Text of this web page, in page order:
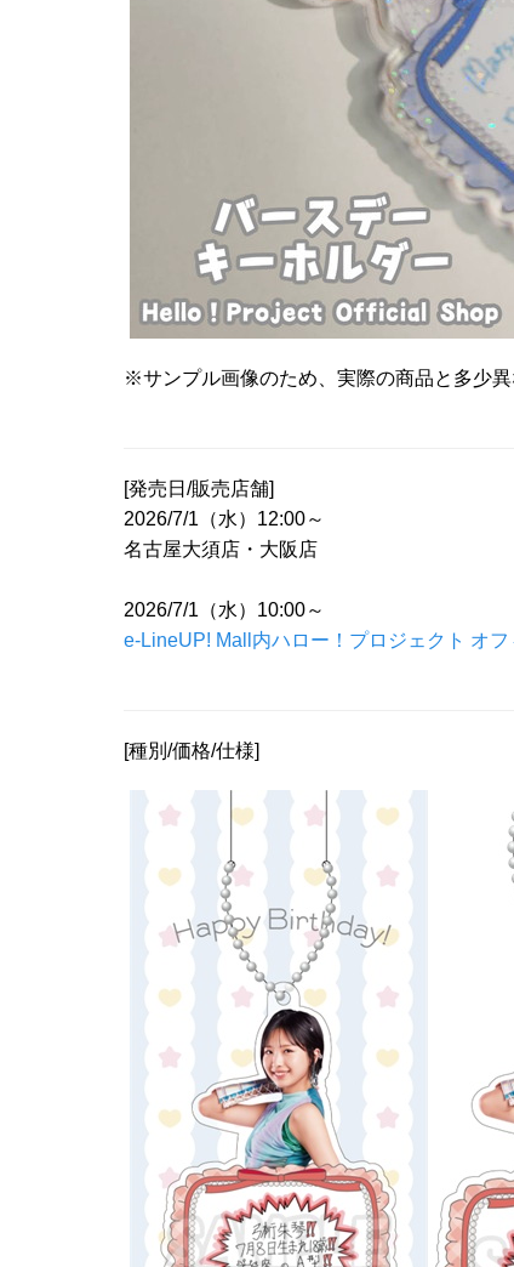
※サンプル画像のため、実際の商品と多少異
[発売日/販売店舗]
2026/7/1（水）12:00～
名古屋大須店・大阪店
2026/7/1（水）10:00～
e-LineUP! Mall内ハロー！プロジェクト オ
[種別/価格/仕様]